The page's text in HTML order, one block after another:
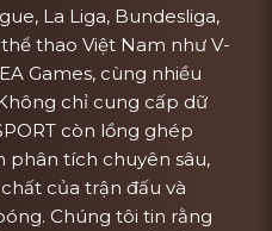
La Liga, Bundesliga,
thao Việt Nam như V-
Games, cùng nhiều
chỉ cung cấp dữ
còn lồng ghép
phân tích chuyên sâu,
của trận đấu và
Chúng tôi tin rằng